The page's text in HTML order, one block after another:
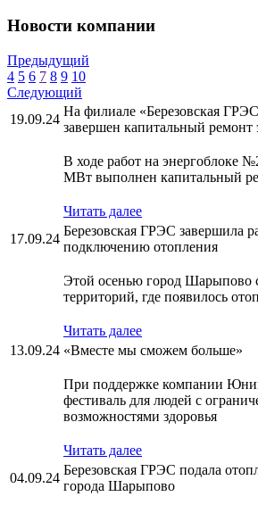
Новости компании
Предыдущий
4 5 6 7 8 9 10
Следующий
19.09.24
На филиале «Березовская
завершен капитальный ремонт
В ходе работ на энергоблоке
МВт выполнен капитальный
Читать далее
17.09.24
Березовская ГРЭС завершила
подключению отопления
Этой осенью город Шарыпово
территорий, где появилось
Читать далее
13.09.24 «Вместе мы сможем больше»
При поддержке компании
фестиваль для людей с
возможностями здоровья
Читать далее
04.09.24
Березовская ГРЭС подала
города Шарыпово